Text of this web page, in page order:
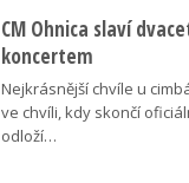
CM Ohnica slaví
koncertem
Nejkrásnější chvíle u
ve chvíli, kdy skončí
odloží…